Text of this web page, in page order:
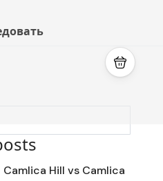
Camlica Hill vs Camlica